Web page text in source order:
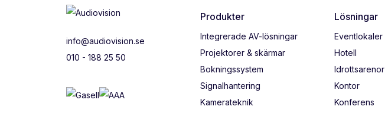
info@audiovision.se
010 - 188 25 50
Produkter
Integrerade AV-lösningar
Projektorer & skärmar
Bokningssystem
Signalhantering
Kamerateknik
Lösningar
Eventlokaler
Hotell
Idrottsarenor
Kontor
Konferens